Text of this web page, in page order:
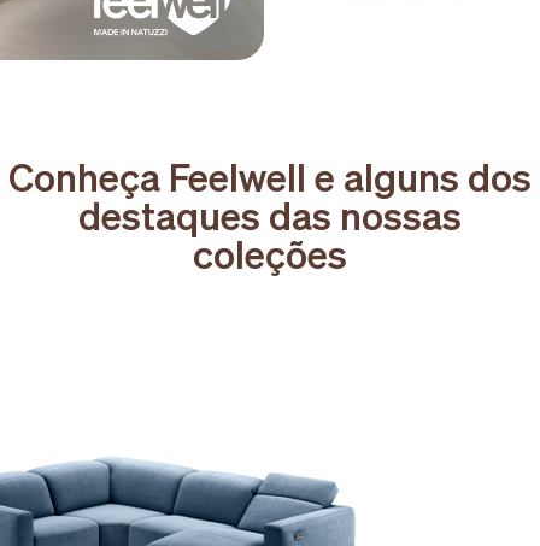
Conheça Feelwell e alguns dos
destaques das nossas
coleções